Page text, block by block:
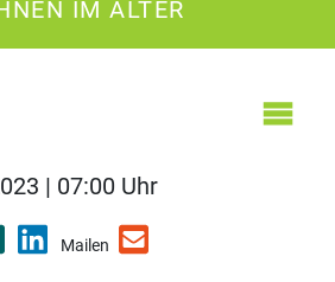
IM ALTER
| 07:00 Uhr
Mailen